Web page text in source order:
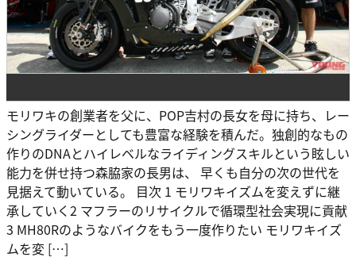
モリワキの創業者を父に、POP吉村の長女を母に持ち、レー
シングライダーとしても豊富な経験を積んだ。独創的なもの
作りのDNAとハイレベルなライディングスキルという眩しい
能力を併せ持つ森脇家の長男は、 早くも自分の次の世代を
見据えて動いている。 目次 1 モリワキイズムを変えずに継
承していく2 マフラーのリサイクルで循環型社会実現に貢献
3 MH80Rのようなバイクをもう一度作りたい モリワキイズ
ムを変 […]